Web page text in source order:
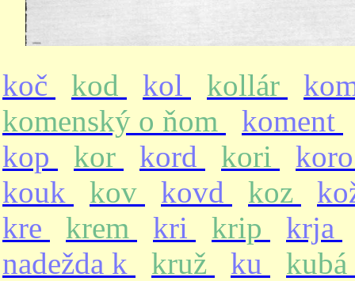
koč kod kol kollár
komenský o ňom
koment
kop
kor kord kori
kouk
kov kovd koz
kre
krem kri krip
krja
nadežda k
kruž ku
kubá